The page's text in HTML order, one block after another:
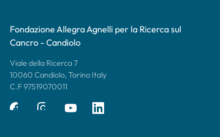
Fondazione Allegra Agnelli per la Ricerca sul
Cancro - Candiolo
Viale della Ricerca 7
10060 Candiolo, Torino Italy
C.F 97519070011